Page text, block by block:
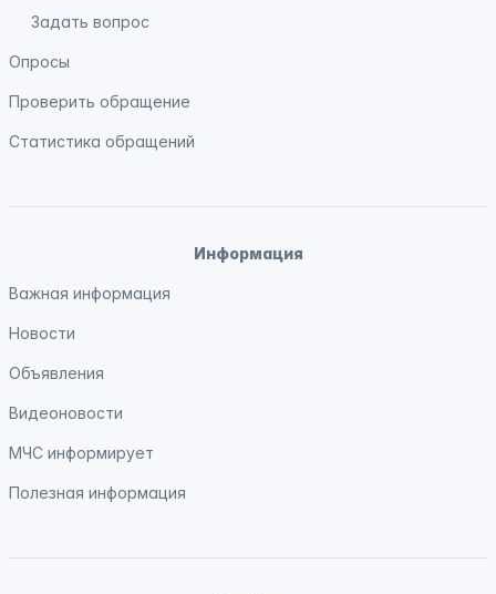
Задать вопрос
Опросы
Проверить обращение
Статистика обращений
Информация
Важная информация
Новости
Объявления
Видеоновости
МЧС информирует
Полезная информация